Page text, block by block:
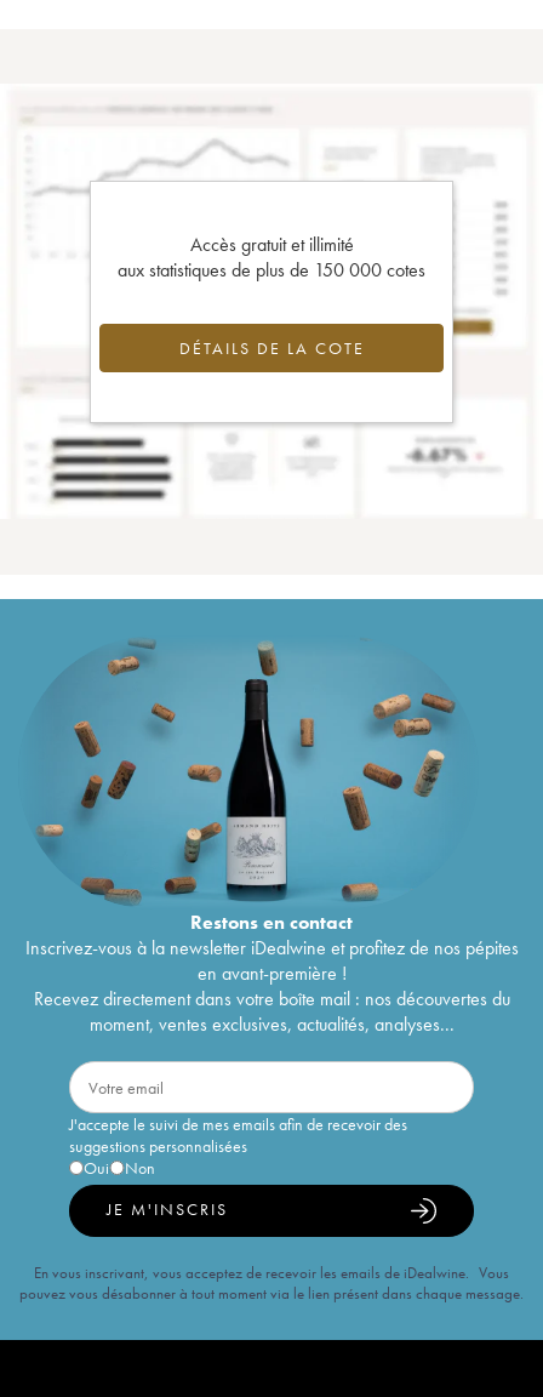
Accès gratuit et illimité
aux statistiques de plus de 150 000 cotes
DÉTAILS DE LA COTE
Restons encontact
Inscrivez-vous à la newsletter iDealwine et profitez de nos pépites
en avant-première !
Recevez directement dans votre boîte mail : nos découvertes du
moment, ventes exclusives, actualités, analyses...
J'accepte le suivi de mes emails afin de recevoir des
suggestions personnalisées
Oui
Non
JE M'INSCRIS
En vous inscrivant, vous acceptez de recevoir les emails de iDealwine. Vous
pouvez vous désabonner à tout moment via le lien présent dans chaque message.